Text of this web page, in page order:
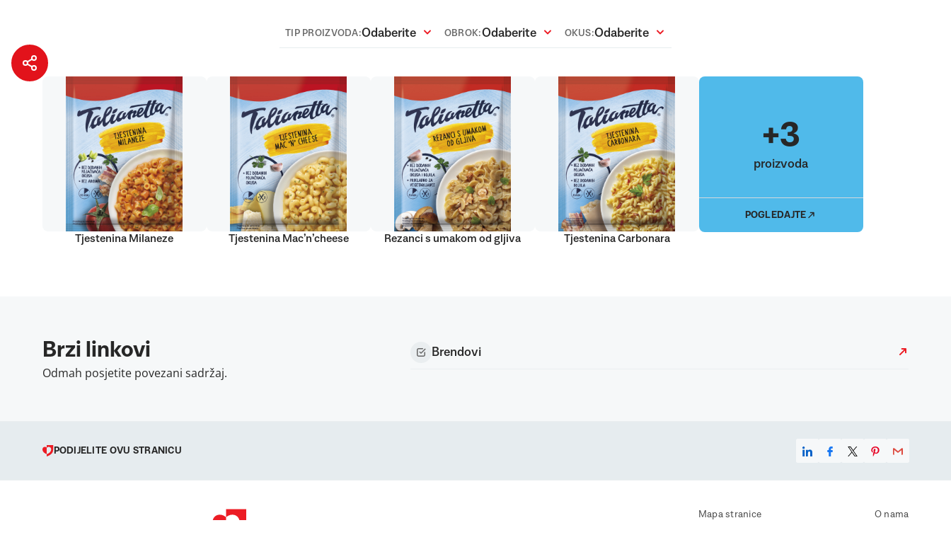
TIP PROIZVODA:Odaberite OBROK:Odaberite OKUS:Odaberite
Tjestenina Milaneze Tjestenina Mac’n’cheese Rezanci s umakom od gljiva Tjestenina Carbonara
+3
proizvoda
POGLEDAJTE
Brzi linkovi
Odmah posjetite povezani sadržaj.
Brendovi
PODIJELITE OVU STRANICU
Mapa stranice
O nama